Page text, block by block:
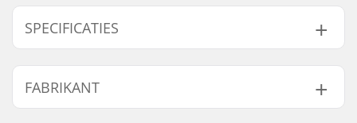
SPECIFICATIES
Max. toelaatbaar
gewicht:
50 kg
Gewicht: 4300g
FABRIKANT